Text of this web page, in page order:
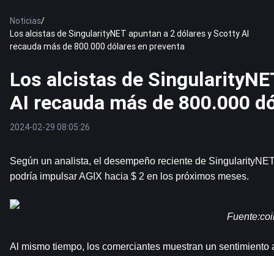
Noticias/
Los alcistas de SingularityNET apuntan a 2 dólares y Scotty AI
recauda más de 800.000 dólares en preventa
Los alcistas de
AI recauda más de 800.000
2024-02-29 08:05:26
Según un analista, el desempeño reciente de
podría impulsar AGIX hacia $ 2 en los próximos meses.
Fuente:
Al mismo tiempo, los comerciantes muestran un